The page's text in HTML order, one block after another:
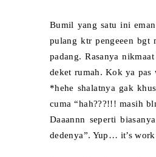
Bumil yang satu ini
pulang ktr pengeeen bgt
padang. Rasanya
deket rumah. Kok ya
*hehe shalatnya gak
cuma “hah???!!! masih
Daaannn seperti
dedenya”. Yup… it’s